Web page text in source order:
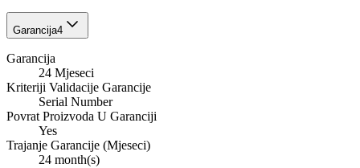
Garancija4
Garancija
24 Mjeseci
Kriteriji Validacije Garancije
Serial Number
Povrat Proizvoda U Garanciji
Yes
Trajanje Garancije (Mjeseci)
24 month(s)